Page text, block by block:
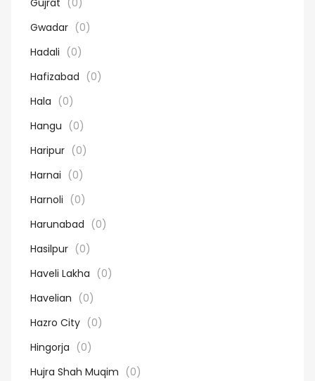
Gujrat (0)
Gwadar (0)
Hadali (0)
Hafizabad (0)
Hala (0)
Hangu (0)
Haripur (0)
Harnai (0)
Harnoli (0)
Harunabad (0)
Hasilpur (0)
Haveli Lakha (0)
Havelian (0)
Hazro City (0)
Hingorja (0)
Hujra Shah Muqim (0)